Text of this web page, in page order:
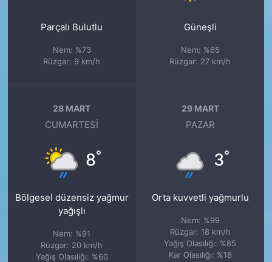
Parçalı Bulutlu
Nem: %73
Rüzgar: 9 km/h
Güneşli
Nem: %65
Rüzgar: 27 km/h
28 MART
CUMARTESI
8°
Bölgesel düzensiz yağmur
yağışlı
Nem: %91
Rüzgar: 20 km/h
Yağış Olasılığı: %60
29 MART
PAZAR
3°
Orta kuvvetli yağmurlu
Nem: %99
Rüzgar: 18 km/h
Yağış Olasılığı: %85
Kar Olasılığı: %18